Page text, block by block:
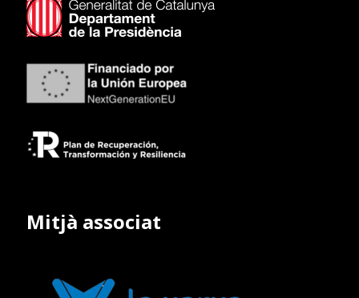
Mitjà associat